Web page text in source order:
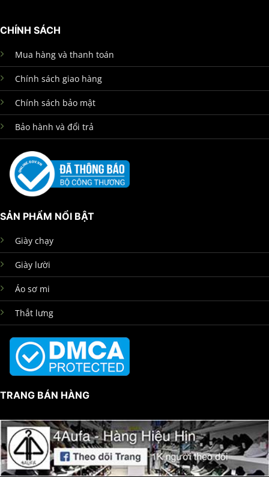
CHÍNH SÁCH
Mua hàng và thanh toán
Chính sách giao hàng
Chính sách bảo mật
Bảo hành và đổi trả
SẢN PHẨM NỔI BẬT
Giày chạy
Giày lười
Áo sơ mi
Thắt lưng
TRANG BÁN HÀNG